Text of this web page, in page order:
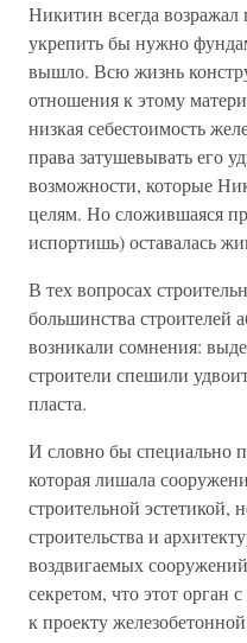
Никитин всегда
укрепить бы нужно
вышло. Всю жизнь
отношения к этому
низкая себестоимость
права затушевывать его
возможности, которые
целям. Но сложившаяся
испортишь) оставалась
В тех вопросах
большинства строителей
возникали сомнения:
строители спешили
пласта.
И словно бы специально
которая лишала
строительной эстетикой,
строительства и
воздвигаемых
секретом, что этот орган
к проекту